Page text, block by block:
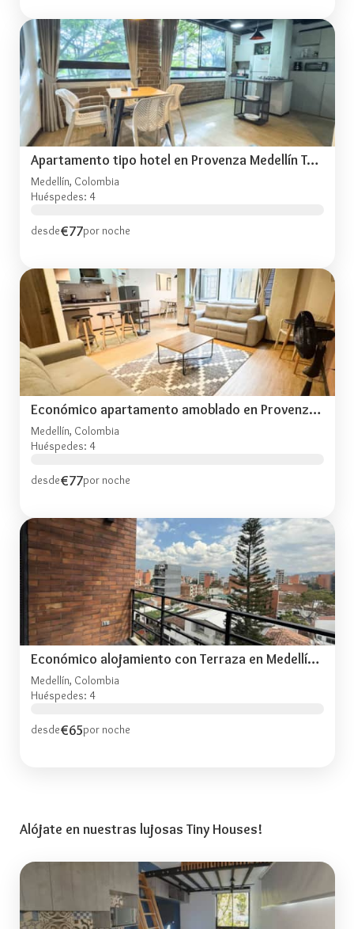
Apartamento tipo hotel en Provenza Medellín TOG302
Medellín, Colombia
Huéspedes: 4
desde€77por noche
Económico apartamento amoblado en Provenza -TOG304
Medellín, Colombia
Huéspedes: 4
desde€77por noche
Económico alojamiento con Terraza en Medellín - LOF
Medellín, Colombia
Huéspedes: 4
desde€65por noche
Alójate en nuestras lujosas Tiny Houses!